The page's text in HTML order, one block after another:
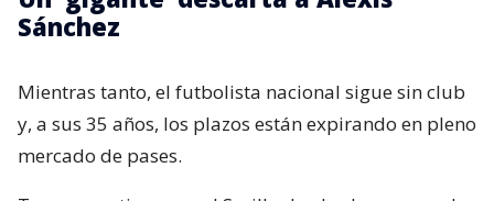
Sánchez
Mientras tanto, el futbolista nacional sigue sin club
y, a sus 35 años, los plazos están expirando en pleno
mercado de pases.